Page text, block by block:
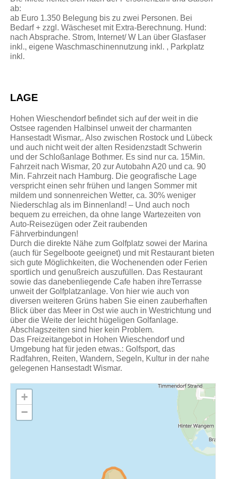
ab:
ab Euro 1.350 Belegung bis zu zwei Personen. Bei
Bedarf + zzgl. Wäscheset mit Extra-Berechnung. Hund:
nach Absprache. Strom, Internet/ W Lan über Glasfaser
inkl., eigene Waschmaschinennutzung inkl. , Parkplatz
inkl.
LAGE
Hohen Wieschendorf befindet sich auf der weit in die
Ostsee ragenden Halbinsel unweit der charmanten
Hansestadt Wismar,. Also zwischen Rostock und Lübeck
und auch nicht weit der alten Residenzstadt Schwerin
und der Schloßanlage Bothmer. Es sind nur ca. 15Min.
Fahrzeit nach Wismar, 20 zur Autobahn A20 und ca. 90
Min. Fahrzeit nach Hamburg. Die geografische Lage
verspricht einen sehr frühen und langen Sommer mit
mildem und sonnenreichen Wetter, ca. 30% weniger
Niederschlag als im Binnenland! – Und auch noch
bequem zu erreichen, da ohne lange Wartezeiten von
Auto-Reisezügen oder Zeit raubenden
Fährverbindungen!
Durch die direkte Nähe zum Golfplatz sowei der Marina
(auch für Segelboote geeignet) und mit Restaurant bieten
sich gute Möglichkeiten, die Wochenenden oder Ferien
sportlich und genußreich auszufüllen. Das Restaurant
sowie das danebenliegende Cafe haben ihreTerrasse
unweit der Golfplatzanlage. Von hier wie auch von
diversen weiteren Grüns haben Sie einen zauberhaften
Blick über das Meer in Ost wie auch in Westrichtung und
über die Weite der leicht hügeligen Golfanlage.
Abschlagszeiten sind hier kein Problem.
Das Freizeitangebot in Hohen Wieschendorf und
Umgebung hat für jeden etwas.: Golfsport, das
Radfahren, Reiten, Wandern, Segeln, Kultur in der nahe
gelegenen Hansestadt Wismar.
+
−